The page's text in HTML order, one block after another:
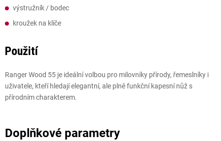
výstružník / bodec
kroužek na klíče
Použití
Ranger Wood 55 je ideální volbou pro milovníky přírody, řemeslníky i
uživatele, kteří hledají elegantní, ale plně funkční kapesní nůž s
přírodním charakterem.
Doplňkové parametry